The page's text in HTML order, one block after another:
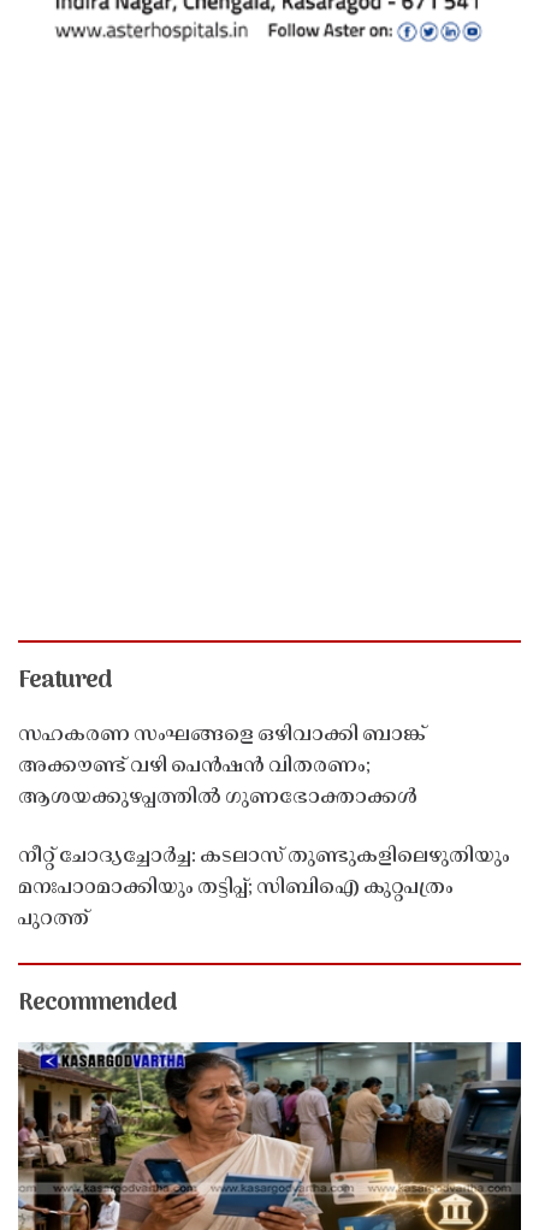
Featured
സഹകരണ സംഘങ്ങളെ ഒഴിവാക്കി ബാങ്ക്
അക്കൗണ്ട് വഴി പെൻഷൻ വിതരണം;
ആശയക്കുഴപ്പത്തിൽ ഗുണഭോക്താക്കൾ
നീറ്റ് ചോദ്യച്ചോർച്ച: കടലാസ് തുണ്ടുകളിലെഴുതിയും
മനഃപാഠമാക്കിയും തട്ടിപ്പ്; സിബിഐ കുറ്റപത്രം
പുറത്ത്
Recommended